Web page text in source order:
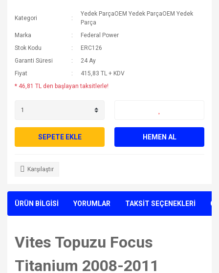
Kategori
Yedek ParçaOEM Yedek ParçaOEM Yedek
Parça
Marka
Federal Power
Stok Kodu
ERC126
Garanti Süresi
24 Ay
Fiyat
415,83 TL + KDV
* 46,81 TL den başlayan taksitlerle!
SEPETE EKLE HEMEN AL
Karşılaştır
ÜRÜN BİLGİSİ YORUMLAR TAKSİT SEÇENEKLERİ
Vites Topuzu Focus
Titanium 2008-2011